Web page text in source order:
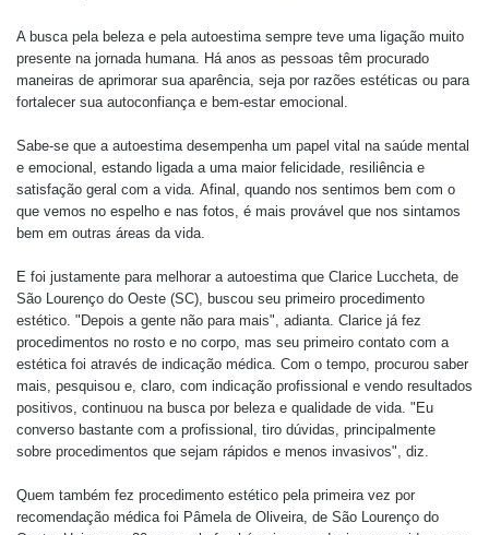
A busca pela beleza e pela autoestima sempre teve uma ligação muito
presente na jornada humana. Há anos as pessoas têm procurado
maneiras de aprimorar sua aparência, seja por razões estéticas ou para
fortalecer sua autoconfiança e bem-estar emocional.
Sabe-se que a autoestima desempenha um papel vital na saúde mental
e emocional, estando ligada a uma maior felicidade, resiliência e
satisfação geral com a vida. Afinal, quando nos sentimos bem com o
que vemos no espelho e nas fotos, é mais provável que nos sintamos
bem em outras áreas da vida.
E foi justamente para melhorar a autoestima que Clarice Luccheta, de
São Lourenço do Oeste (SC), buscou seu primeiro procedimento
estético. "Depois a gente não para mais", adianta. Clarice já fez
procedimentos no rosto e no corpo, mas seu primeiro contato com a
estética foi através de indicação médica. Com o tempo, procurou saber
mais, pesquisou e, claro, com indicação profissional e vendo resultados
positivos, continuou na busca por beleza e qualidade de vida. "Eu
converso bastante com a profissional, tiro dúvidas, principalmente
sobre procedimentos que sejam rápidos e menos invasivos", diz.
Quem também fez procedimento estético pela primeira vez por
recomendação médica foi Pâmela de Oliveira, de São Lourenço do